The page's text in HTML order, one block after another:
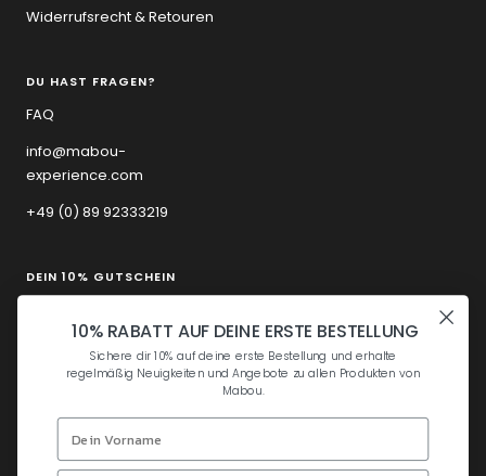
Widerrufsrecht & Retouren
DU HAST FRAGEN?
FAQ
info@mabou-
experience.com
+49 (0) 89 92333219
DEIN 10% GUTSCHEIN
erhalte regelmäßig Neuigkeiten und Angebote zu
allen Produkten von Mabou.
Deine E-Mail
10% RABATT AUF DEINE ERSTE BESTELLUNG
Sichere dir 10% auf deine erste Bestellung und erhalte
regelmäßig Neuigkeiten und Angebote zu allen Produkten von
Mabou.